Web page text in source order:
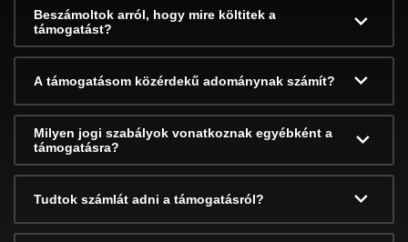
Beszámoltok arról, hogy mire költitek a
támogatást?
A támogatásom közérdekű adománynak számít?
Milyen jogi szabályok vonatkoznak egyébként a
támogatásra?
Tudtok számlát adni a támogatásról?